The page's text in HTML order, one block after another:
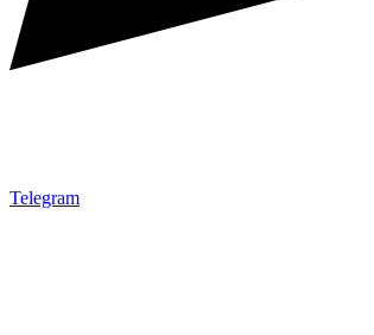
Telegram